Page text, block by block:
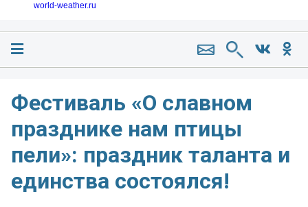
world-weather.ru
Фестиваль «О славном
празднике нам птицы
пели»: праздник таланта и
единства состоялся!